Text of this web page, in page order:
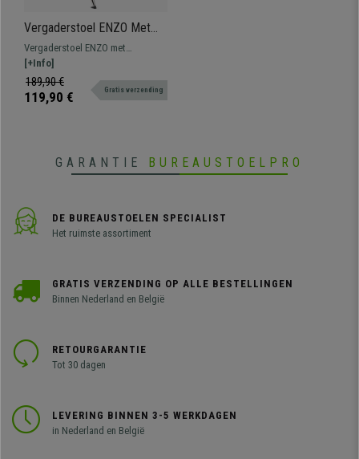
Vergaderstoel ENZO Met
Armleuningen, Comfortabel,
Stapelbaar, kleur Rood
Vergaderstoel ENZO met
armleuningen en prachtig avant-
garde design. Perfect voor
wachtkamers of vergaderruimtes.
[+Info]
189,90 €
119,90 € Gratis verzending
GARANTIE BUREAUSTOELPRO
DE BUREAUSTOELEN SPECIALIST
Het ruimste assortiment
GRATIS VERZENDING OP ALLE BESTELLINGEN
Binnen Nederland en België
RETOURGARANTIE
Tot 30 dagen
LEVERING BINNEN 3-5 WERKDAGEN
in Nederland en België